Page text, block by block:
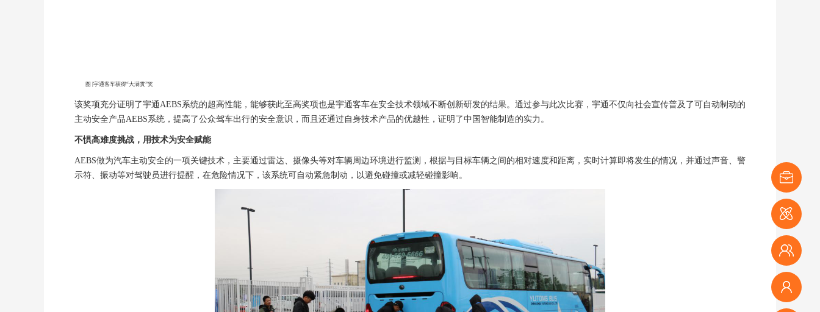
图 |宇通客车获得“大满贯”奖
该奖项充分证明了宇通AEBS系统的超高性能，能够获此至高奖项也是宇通客车在安全技术领域不断创新研发的结果。通过参与此次比赛，宇通不仅向社会宣传普及了可自动制动的
主动安全产品AEBS系统，提高了公众驾车出行的安全意识，而且还通过自身技术产品的优越性，证明了中国智能制造的实力。
不惧高难度挑战，用技术为安全赋能
AEBS做为汽车主动安全的一项关键技术，主要通过雷达、摄像头等对车辆周边环境进行监测，根据与目标车辆之间的相对速度和距离，实时计算即将发生的情况，并通过声音、警
示符、振动等对驾驶员进行提醒，在危险情况下，该系统可自动紧急制动，以避免碰撞或减轻碰撞影响。
展商登记
媒体登记
观众登记